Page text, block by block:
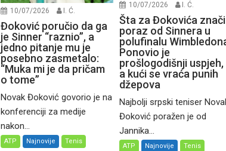
10/07/2026 I. Ć.
Đoković poručio da ga
je Sinner “raznio”, a
jedno pitanje mu je
posebno zasmetalo:
“Muka mi je da pričam
o tome”
Novak Đoković govorio je na
konferenciji za medije
nakon...
ATP Najnovije Tenis
10/07/2026 I. Ć.
Šta za Đokovića znači
poraz od Sinnera u
polufinalu
Ponovio je
prošlogodišnji uspjeh,
a kući se vraća punih
džepova
Najbolji srpski teniser
Đoković poražen je od
Jannika...
ATP Najnovije Tenis